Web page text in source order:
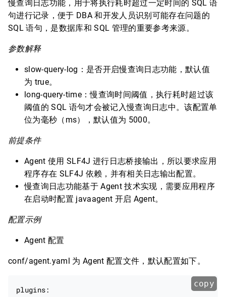
慢查询日志功能，用于将执行耗时超过一定时间的 SQL 语
句进行记录，便于 DBA 和开发人员识别可能存在问题的
SQL 语句，是数据库和 SQL 管理的重要参考来源。
参数解释
slow-query-log：是否开启慢查询日志功能，默认值
为 true。
long-query-time：慢查询时间阈值，执行耗时超过该
阈值的 SQL 语句才会被记入慢查询日志中。该配置单
位为毫秒（ms），默认值为 5000。
前提条件
Agent 使用 SLF4J 进行日志桥接输出，所以要求应用
程序存在 SLF4J 依赖，并有相关日志输出配置。
慢查询日志功能基于 Agent 技术实现，需要应用程序
在启动时配置 javaagent 开启 Agent。
配置示例
Agent 配置
conf/agent.yaml 为 Agent 配置文件，默认配置如下。
copy
plugins: